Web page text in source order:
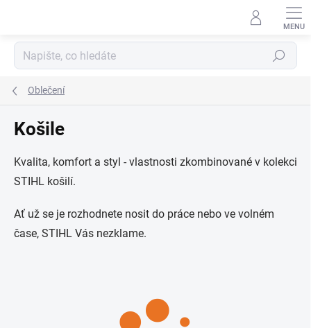
Hledat
Oblečení
Košile
Kvalita, komfort a styl - vlastnosti zkombinované v kolekci
STIHL košilí.
Ať už se je rozhodnete nosit do práce nebo ve volném
čase, STIHL Vás nezklame.